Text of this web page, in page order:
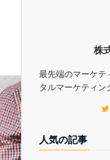
株
最先端のマーケテ
タルマーケティン
人気の記事